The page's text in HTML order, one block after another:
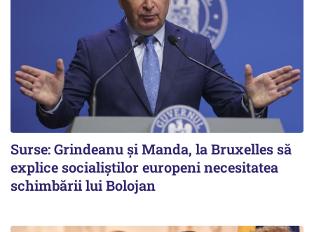
Surse: Grindeanu și Manda, la Bruxelles să
explice socialiștilor europeni necesitatea
schimbării lui Bolojan